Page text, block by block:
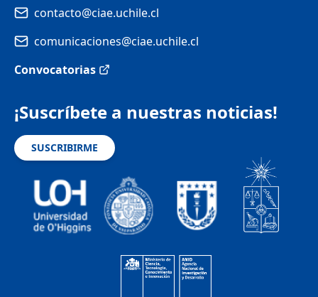
contacto@ciae.uchile.cl
comunicaciones@ciae.uchile.cl
Convocatorias
¡Suscríbete a nuestras noticias!
SUSCRIBIRME